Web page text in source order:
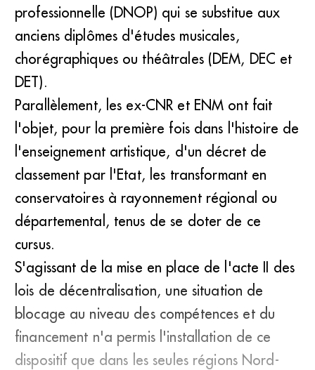
professionnelle (DNOP) qui se substitue aux
anciens diplômes d'études musicales,
chorégraphiques ou théâtrales (DEM, DEC et
DET).
Parallèlement, les ex-CNR et ENM ont fait
l'objet, pour la première fois dans l'histoire de
l'enseignement artistique, d'un décret de
classement par l'Etat, les transformant en
conservatoires à rayonnement régional ou
départemental, tenus de se doter de ce
cursus.
S'agissant de la mise en place de l'acte II des
lois de décentralisation, une situation de
blocage au niveau des compétences et du
financement n'a permis l'installation de ce
dispositif que dans les seules régions Nord-